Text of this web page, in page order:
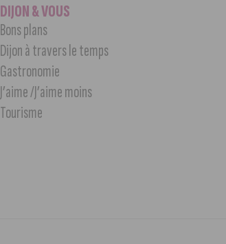
DIJON & VOUS
Bons plans
Dijon à travers le temps
Gastronomie
J’aime /J’aime moins
Tourisme